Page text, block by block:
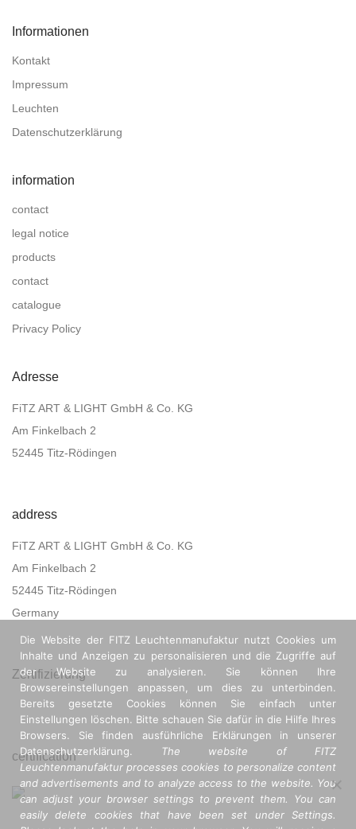
Informationen
Kontakt
Impressum
Leuchten
Datenschutzerklärung
information
contact
legal notice
products
contact
catalogue
Privacy Policy
Adresse
FiTZ ART & LIGHT GmbH & Co. KG
Am Finkelbach 2
52445 Titz-Rödingen
address
FiTZ ART & LIGHT GmbH & Co. KG
Am Finkelbach 2
52445 Titz-Rödingen
Germany
Zertifizierung
certification
Die Website der FITZ Leuchtenmanufaktur nutzt Cookies um
Inhalte und Anzeigen zu personalisieren und die Zugriffe auf
der Website zu analysieren. Sie können Ihre
Browsereinstellungen anpassen, um dies zu unterbinden.
Bereits gesetzte Cookies können Sie einfach unter
Einstellungen löschen. Bitte schauen Sie dafür in die Hilfe Ihres
Browsers. Sie finden ausführliche Erklärungen in unserer
Datenschutzerklärung. The website of FITZ
Leuchtenmanufaktur processes cookies to personalize content
and advertisements and to analyze access to the website. You
can adjust your browser settings to prevent them. You can
easily delete cookies that have been set under Settings.